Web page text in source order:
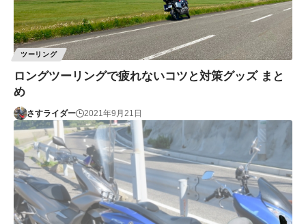
ツーリング
ロングツーリングで疲れないコツと対策グッズ まと
め
さすライダー 2021年9月21日